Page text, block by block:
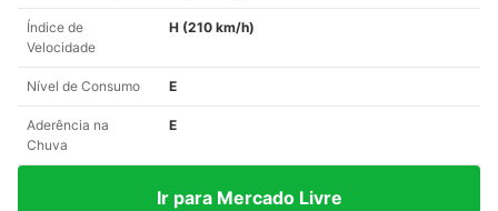
Índice de
Velocidade
H (210 km/h)
Nível de Consumo E
Aderência na
Chuva
E
Ir para Mercado Livre